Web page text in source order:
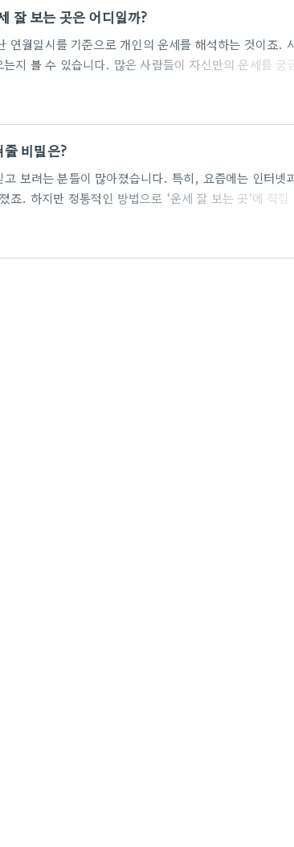
잘 보는 곳은 어디일까?
연월일시를 기준으로 개인의 운세를 해석하는 것이죠.
지 볼 수 있습니다. 많은 사람들이 자신만의 운세를 궁금
와 전화 운세 상담 바쁘고 외출이 어려운 요즘, 인터넷을
방법입니다. 많은 사람들이 집에서 손쉽게 자신의 사주
조언을…
비밀은?
고 보려는 분들이 많아졌습니다. 특히, 요즘에는 인터넷
. 하지만 정통적인 방법으로 ‘운세 잘 보는 곳’에 직접
인점집은 그 지역에서 유명한 상담사들이 대기 중입니다.
, 진정한 해석을 제공합니다. 운세 사이트 vs. 전화 운세